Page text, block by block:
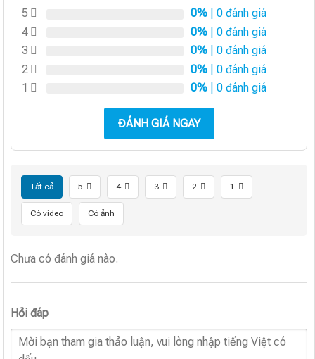
5 0% | 0 đánh giá
4
0% | 0 đánh giá
3
0% | 0 đánh giá
2
0% | 0 đánh giá
1
0% | 0 đánh giá
ĐÁNH GIÁ NGAY
Tất cả 5 4 3 2 1
Có video Có ảnh
Chưa có đánh giá nào.
Hỏi đáp